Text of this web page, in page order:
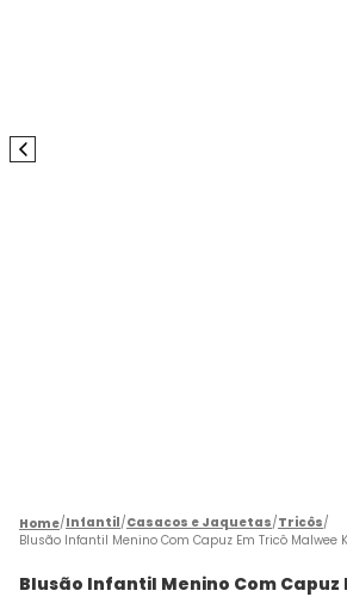
Infantil Casacos e Jaquetas Tricôs
Blusão Infantil Menino Com Capuz Em Tricô Malwee
Blusão Infantil Menino Com Capuz